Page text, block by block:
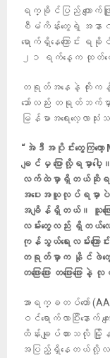
ရက္ခိုင်ပြည် ကျော
စီမံကိန်းတွေရဲ့ အန
ရောက်ရှိနေကြောင်း
၂၁ ရက်နေ့က ထုတ်ဝေ
တရုတ်အနေနဲ့ ကိုးကန့်တ
သော်လည်း တရုတ်ဘက်မှ
မြန်မာအရေးလေ့လာသုံး
“အဲဒီအပိုင်းတွေကြတော့
ချင်မှ ပြောလို့ရမှာပေ
လက်ထဲမှာရှိတယ်ဆိုရ
အပေးအယူလုပ်ရမှာ
အချိန်ရှိတယ်။ သူဖြေ
လမ်းတွေလည်း ရှိတယ်လ
ကုန်သွယ်ရေးလမ်းက
တရုတ်မှာက နိုင်ဖဲတွေ
တဖြေးဖြေး တဖြေးဖြေးနဲ့
အာရက္ခတပ်တော်
ဝင်ရောက်လာပြီးနေ
ထိန်းချုပ်ထားသလို
အပြည့်ရှိနေတယ်လို့လည်